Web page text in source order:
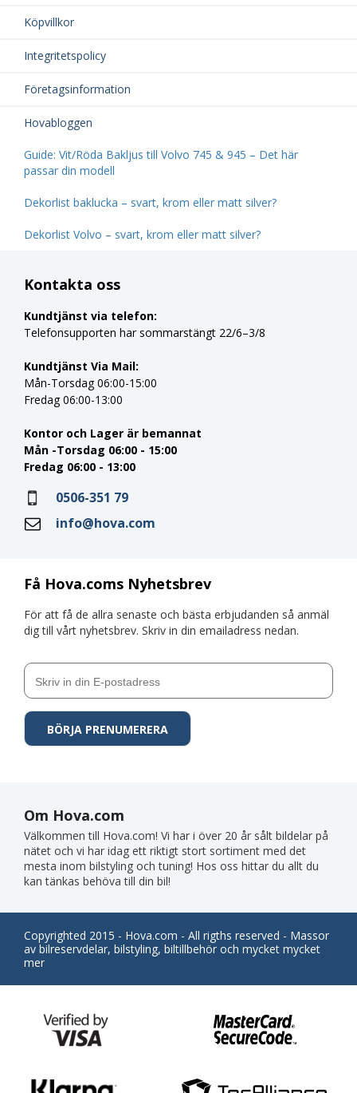
Köpvillkor
Integritetspolicy
Företagsinformation
Hovabloggen
Guide: Vit/Röda Bakljus till Volvo 745 & 945 – Det här
passar din modell
Dekorlist baklucka – svart, krom eller matt silver?
Dekorlist Volvo – svart, krom eller matt silver?
Få Hova.coms Nyhetsbrev
För att få de allra senaste och bästa erbjudanden så anmäl
dig till vårt nyhetsbrev. Skriv in din emailadress nedan.
Kontakta oss
Kundtjänst via telefon:
Telefonsupporten har sommarstängt 22/6–3/8
Kundtjänst Via Mail:
Mån-Torsdag 06:00-15:00
Fredag 06:00-13:00
Kontor och Lager är bemannat
Mån -Torsdag 06:00 - 15:00
Fredag 06:00 - 13:00
0506-351 79
info@hova.com
Om Hova.com
Välkommen till Hova.com! Vi har i över 20 år sålt bildelar på
nätet och vi har idag ett riktigt stort sortiment med det
mesta inom bilstyling och tuning! Hos oss hittar du allt du
kan tänkas behöva till din bil!
Copyrighted 2015 - Hova.com - All rigths reserved - Massor
av bilreservdelar, bilstyling, biltillbehör och mycket mycket
mer